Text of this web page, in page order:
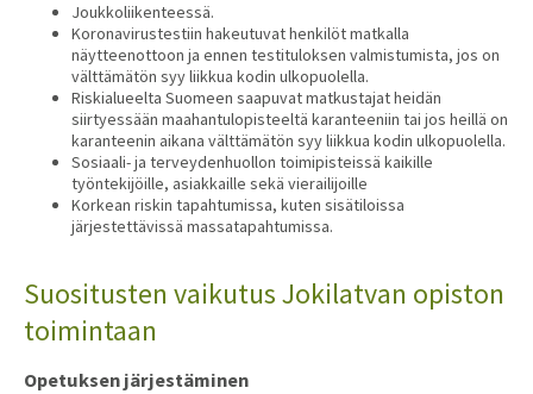
Joukkoliikenteessä.
Koronavirustestiin hakeutuvat henkilöt matkalla
näytteenottoon ja ennen testituloksen valmistumista, jos on
välttämätön syy liikkua kodin ulkopuolella.
Riskialueelta Suomeen saapuvat matkustajat heidän
siirtyessään maahantulopisteeltä karanteeniin tai jos heillä on
karanteenin aikana välttämätön syy liikkua kodin ulkopuolella.
Sosiaali- ja terveydenhuollon toimipisteissä kaikille
työntekijöille, asiakkaille sekä vierailijoille
Korkean riskin tapahtumissa, kuten sisätiloissa
järjestettävissä massatapahtumissa.
Suositusten vaikutus Jokilatvan opiston
toimintaan
Opetuksen järjestäminen